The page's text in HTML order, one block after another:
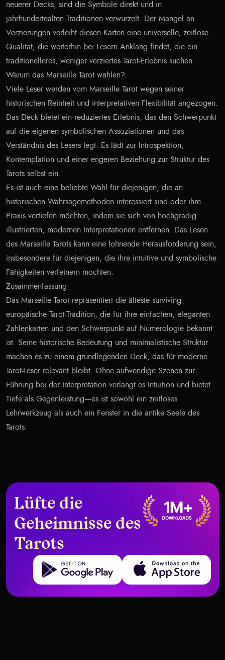
neuerer Decks, sind die Symbole direkt und in
jahrhundertealten Traditionen verwurzelt. Der Mangel an
Verzierungen verleiht diesen Karten eine universelle, zeitlose
Qualität, die weiterhin bei Lesern Anklang findet, die ein
traditionelleres, weniger verziertes Tarot-Erlebnis suchen.
Warum das Marseille Tarot wählen?
Viele Leser werden vom Marseille Tarot wegen seiner
historischen Reinheit und interpretativen Flexibilität angezogen.
Das Deck bietet ein reduziertes Erlebnis, das den Schwerpunkt
auf die eigenen symbolischen Assoziationen und das
Verständnis des Lesers legt. Es lädt zur Introspektion,
Kontemplation und einer engeren Beziehung zur Struktur des
Tarots selbst ein.
Es ist auch eine beliebte Wahl für diejenigen, die an
historischen Wahrsagemethoden interessiert sind oder ihre
Praxis vertiefen möchten, indem sie sich von hochgradig
illustrierten, modernen Interpretationen entfernen. Das Lesen
des Marseille Tarots kann eine lohnende Herausforderung sein,
insbesondere für diejenigen, die ihre intuitive und symbolische
Fähigkeiten verfeinern möchten.
Zusammenfassung
Das Marseille Tarot repräsentiert die älteste surviving
europäische Tarot-Tradition, die für ihre einfachen, eleganten
Zahlenkarten und den Schwerpunkt auf Numerologie bekannt
ist. Seine historische Bedeutung und minimalistische Struktur
machen es zu einem grundlegenden Deck, das für moderne
Tarot-Leser relevant bleibt. Ohne aufwendige Szenen zur
Führung bei der Interpretation verlangt es Intuition und bietet
Tiefe als Gegenleistung—es ist sowohl ein zeitloses
Lehrwerkzeug als auch ein Fenster in die antike Seele des
Tarots.
Lüfte die
Geheimnisse des
Tarots
Get it on Google Play Download on the App Store